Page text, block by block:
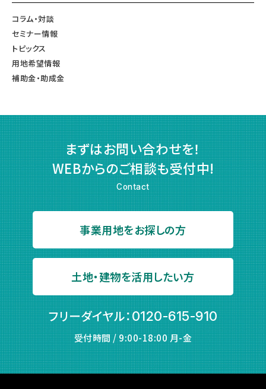
コラム・対談
セミナー情報
トピックス
用地希望情報
補助金・助成金
まずはお問い合わせを！
WEBからのご相談も受付中!
Contact
事業用地をお探しの方
土地・建物を活用したい方
フリーダイヤル：0120-615-910
受付時間 / 9:00-18:00 月-金